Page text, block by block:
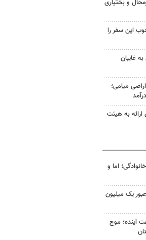
و بختیاری
این سفر را
غایبان
۱۳۰۰هکتار اراضی میامی؛
ارائه به هیئت
اما و
عبور یک میلیون
کشور در ۷۲ ساعت آینده؛ موج